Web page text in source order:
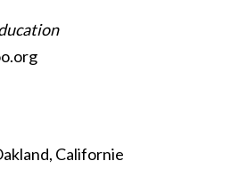
Californie